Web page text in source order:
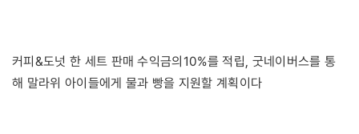
커피&도넛 한 세트 판매 수익금의10%를 적립, 굿네이버스를 통
해 말라위 아이들에게 물과 빵을 지원할 계획이다